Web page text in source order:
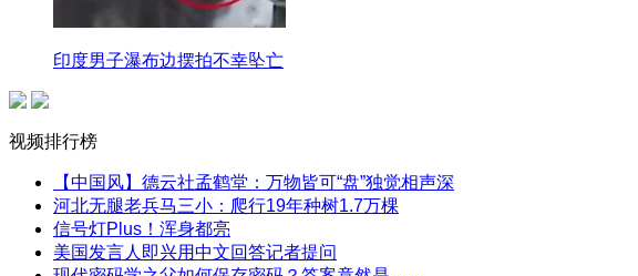
印度男子瀑布边摆拍不幸坠亡
视频排行榜
【中国风】德云社孟鹤堂：万物皆可“盘”独觉相声深
河北无腿老兵马三小：爬行19年种树1.7万棵
信号灯Plus！浑身都亮
美国发言人即兴用中文回答记者提问